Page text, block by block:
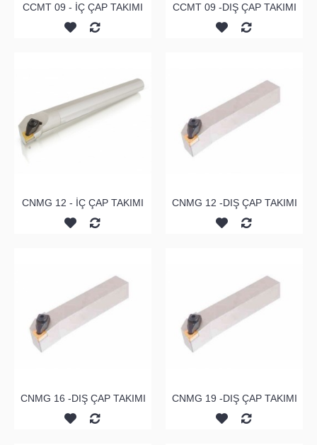
CCMT 09 - İÇ ÇAP TAKIMI CCMT 09 -DIŞ ÇAP TAKIMI
CNMG 12 - İÇ ÇAP TAKIMI CNMG 12 -DIŞ ÇAP TAKIMI
CNMG 16 -DIŞ ÇAP TAKIMI CNMG 19 -DIŞ ÇAP TAKIMI